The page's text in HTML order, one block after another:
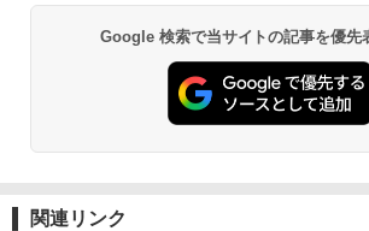
Google 検索で当サイトの記事を優先
関連リンク